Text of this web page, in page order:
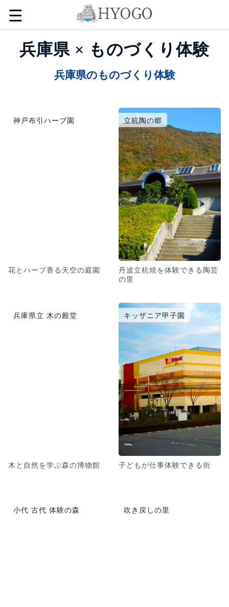
☰
兵庫県 × ものづくり体験
兵庫県のものづくり体験
神戸布引ハーブ園
花とハーブ香る天空の庭園
立杭陶の郷
丹波立杭焼を体験できる陶芸
の里
兵庫県立 木の殿堂
木と自然を学ぶ森の博物館
キッザニア甲子園
子どもが仕事体験できる街
小代 古代 体験の森 吹き戻しの里